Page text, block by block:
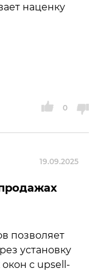
наценку
0
19.09.2025
позволяет
установку
с upsell-